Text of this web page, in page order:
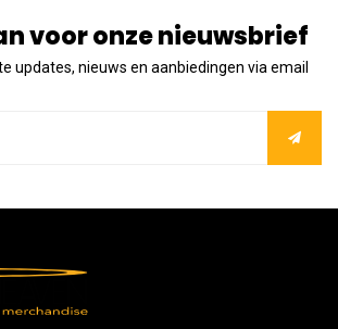
voor onze nieuwsbrief
updates, nieuws en aanbiedingen via email